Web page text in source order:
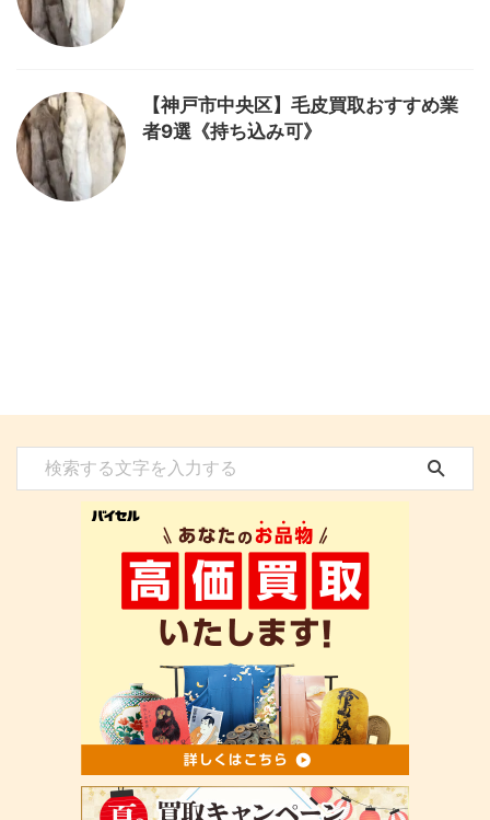
【神戸市中央区】毛皮買取おすすめ業
者9選《持ち込み可》